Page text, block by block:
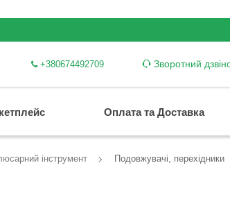
Зворотний
+380674492709
Оплата та Доставка
інструмент Подовжувачі, перехідники